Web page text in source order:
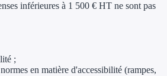
Territoires
inférieures à 1 500 € HT ne sont pas
;
en matière d'accessibilité (rampes,